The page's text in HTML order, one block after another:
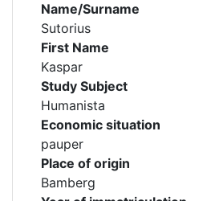
Name/Surname
Sutorius
First Name
Kaspar
Study Subject
Humanista
Economic situation
pauper
Place of origin
Bamberg